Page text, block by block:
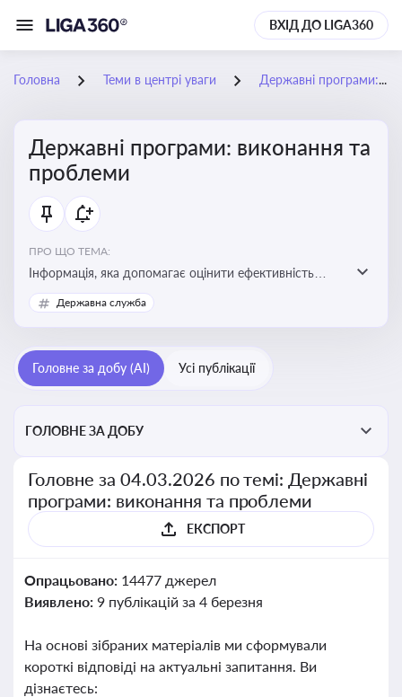
ВХІД ДО LIGA360
Головна Теми в центрі уваги Державні програми: виконання та проблеми
Державні програми: виконання та
проблеми
ПРО ЩО ТЕМА:
Інформація, яка допомагає оцінити ефективність
використання бюджетних коштів, виявити проблеми
реалізації та знайти шляхи їх удосконалення
Державна служба
Головне за добу (AI) Усі публікації
ГОЛОВНЕ ЗА ДОБУ
Головне за 04.03.2026 по темі: Державні
програми: виконання та проблеми
ЕКСПОРТ
Опрацьовано: 14477 джерел
Виявлено: 9 публікацій за 4 березня
На основі зібраних матеріалів ми сформували
короткі відповіді на актуальні запитання. Ви
дізнаєтесь: